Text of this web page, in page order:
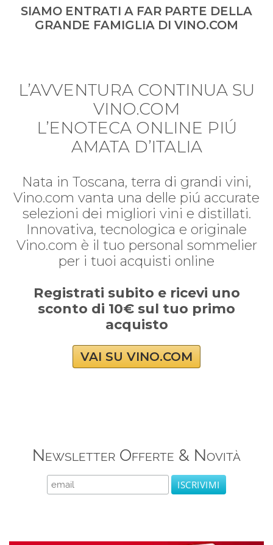
SIAMO ENTRATI A FAR PARTE DELLA
GRANDE FAMIGLIA DI VINO.COM
L’AVVENTURA CONTINUA SU
VINO.COM
L’ENOTECA ONLINE PIÚ
AMATA D’ITALIA
Nata in Toscana, terra di grandi vini,
Vino.com vanta una delle piú accurate
selezioni dei migliori vini e distillati.
Innovativa, tecnologica e originale
Vino.com è il tuo personal sommelier
per i tuoi acquisti online
Registrati subito e ricevi uno
sconto di 10€ sul tuo primo
acquisto
VAI SU VINO.COM
Newsletter Offerte & Novità